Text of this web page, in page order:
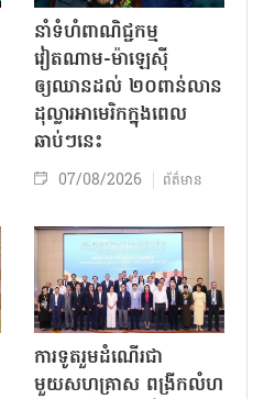
នាំទំហំពាណិជ្ជកម្ម
វៀតណាម-ម៉ាឡេស៊ី
ឲ្យឈានដល់ ២០ពាន់លាន
ដុល្លារអាមេរិកក្នុងពេល
ឆាប់ៗនេះ
07/08/2026 ព័ត៌មាន
ការទូតរួមដំណើរជា
មួយសហគ្រាស ពង្រីកលំហ